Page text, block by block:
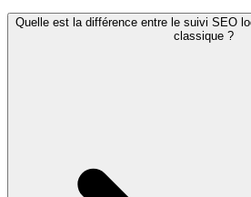
Quelle est la différence entre le suivi SEO
classique ?